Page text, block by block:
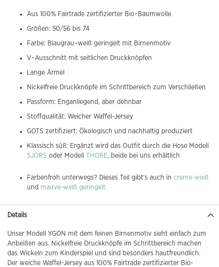
Aus 100% Fairtrade zertifizierter Bio–Baumwolle
Größen: 50/56 bis 74
Farbe: Blaugrau–weiß geringelt mit Birnenmotiv
V–Ausschnitt mit seitlichen Druckknöpfen
Lange Ärmel
Nickelfreie Druckknöpfe im Schrittbereich zum Verschließen
Passform: Enganliegend, aber dehnbar
Stoffqualität: Weicher Waffel-Jersey
GOTS zertifiziert: Ökologisch und nachhaltig produziert
Klassisch süß: Ergänzt wird das Outfit durch die Hose Modell
SJORS oder Modell THORE, beide bei uns erhältlich
Farbenfroh unterwegs? Dieses Teil gibt’s auch in creme-weiß
und mauve-weiß geringelt
Details
Unser Modell YGON mit dem feinen Birnenmotiv sieht einfach zum
Anbeißen aus. Nickelfreie Druckknöpfe im Schrittbereich machen
das Wickeln zum Kinderspiel und sind besonders hautfreundlich.
Der weiche Waffel-Jersey aus 100% Fairtrade zertifizierter Bio-